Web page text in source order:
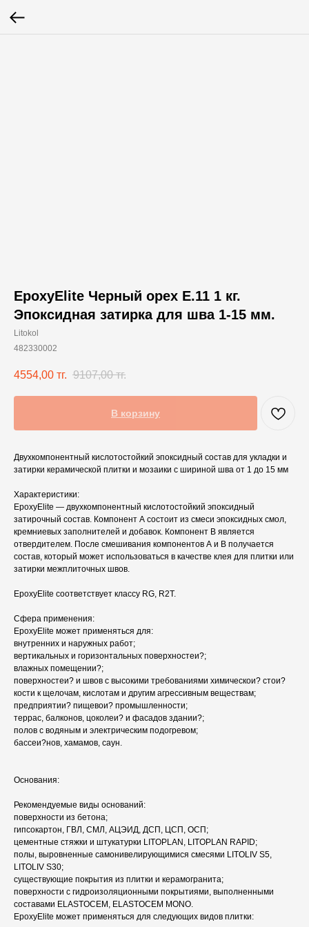
EpoxyElite Черный орех E.11 1 кг.
Эпоксидная затирка для шва 1-15 мм.
Litokol
482330002
4554,00 тг. 9107,00 тг.
В корзину
Двухкомпонентный кислотостойкий эпоксидный состав для укладки и
затирки керамической плитки и мозаики с шириной шва от 1 до 15 мм
Характеристики:
EpoxyElite — двухкомпонентный кислотостойкий эпоксидный
затирочный состав. Компонент А состоит из смеси эпоксидных смол,
кремниевых заполнителей и добавок. Компонент B является
отвердителем. После смешивания компонентов А и B получается
состав, который может использоваться в качестве клея для плитки или
затирки межплиточных швов.
EpoxyElite соответствует классу RG, R2T.
Сфера применения:
EpoxyElite может применяться для:
внутренних и наружных работ;
вертикальных и горизонтальных поверхностеи?;
влажных помещении?;
поверхностеи? и швов с высокими требованиями химическои? стои?
кости к щелочам, кислотам и другим агрессивным веществам;
предприятии? пищевои? промышленности;
террас, балконов, цоколеи? и фасадов здании?;
полов с водяным и электрическим подогревом;
бассеи?нов, хамамов, саун.
Основания:
Рекомендуемые виды оснований:
поверхности из бетона;
гипсокартон, ГВЛ, СМЛ, АЦЭИД, ДСП, ЦСП, ОСП;
цементные стяжки и штукатурки LITOPLAN, LITOPLAN RAPID;
полы, выровненные самонивелирующимися смесями LITOLIV S5,
LITOLIV S30;
существующие покрытия из плитки и керамогранита;
поверхности с гидроизоляционными покрытиями, выполненными
составами ELASTOCEM, ELASTOCEM MONO.
EpoxyElite может применяться для следующих видов плитки: